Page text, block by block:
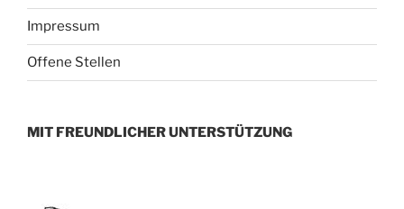
Impressum
Offene Stellen
MIT FREUNDLICHER UNTERSTÜTZUNG